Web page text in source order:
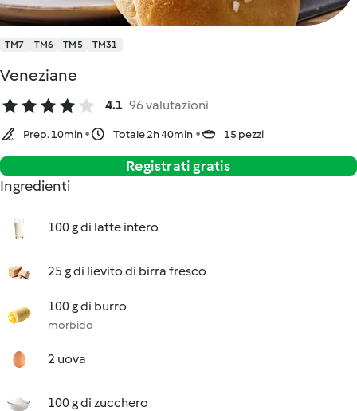
TM7 TM6 TM5 TM31
Veneziane
4.1 96 valutazioni
Prep. 10min Totale 2h 40min 15 pezzi
Registrati gratis
Ingredienti
100 g di latte intero
25 g di lievito di birra fresco
100 g di burro
morbido
2 uova
100 g di zucchero